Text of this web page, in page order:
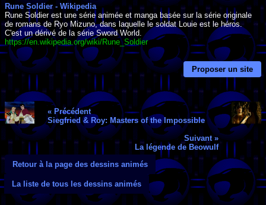
Rune Soldier - Wikipedia
Rune Soldier est une série animée et manga basée sur la série originale
de romans de Ryo Mizuno, dans laquelle le soldat Louie est le héros.
C'est un dérivé de la série Sword World.
https://en.wikipedia.org/wiki/Rune_Soldier
Proposer un site
« Précédent
Siegfried & Roy: Masters of the Impossible
Suivant »
La légende de Beowulf
Retour à la page des dessins animés
La liste de tous les dessins animés